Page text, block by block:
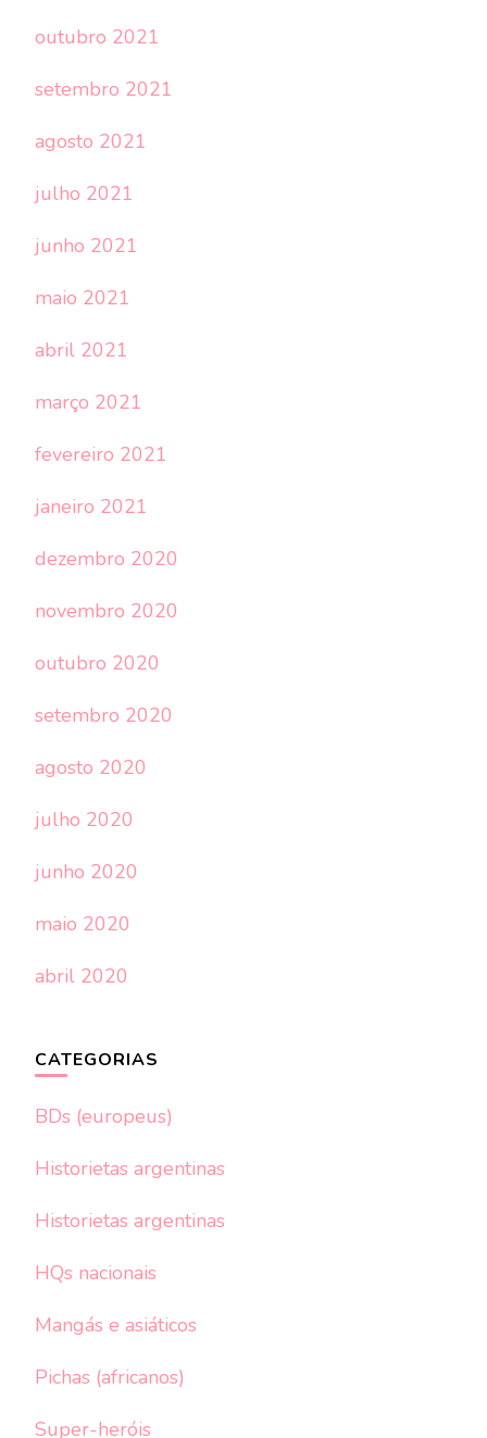
outubro 2021
setembro 2021
agosto 2021
julho 2021
junho 2021
maio 2021
abril 2021
março 2021
fevereiro 2021
janeiro 2021
dezembro 2020
novembro 2020
outubro 2020
setembro 2020
agosto 2020
julho 2020
junho 2020
maio 2020
abril 2020
CATEGORIAS
BDs (europeus)
Historietas argentinas
Historietas argentinas
HQs nacionais
Mangás e asiáticos
Pichas (africanos)
Super-heróis